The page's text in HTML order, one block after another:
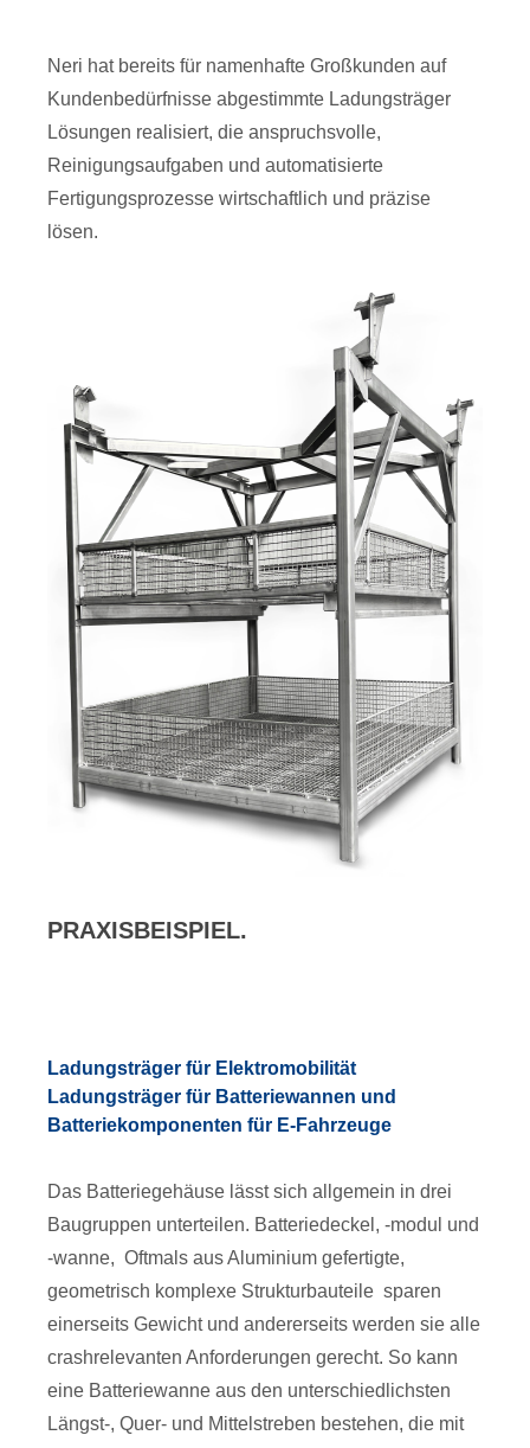
Neri hat bereits für namenhafte Großkunden auf
Kundenbedürfnisse abgestimmte Ladungsträger
Lösungen realisiert, die anspruchsvolle,
Reinigungsaufgaben und automatisierte
Fertigungsprozesse wirtschaftlich und präzise
lösen.
PRAXISBEISPIEL.
Ladungsträger für Elektromobilität
Ladungsträger für Batteriewannen und
Batteriekomponenten für E-Fahrzeuge
Das Batteriegehäuse lässt sich allgemein in drei
Baugruppen unterteilen. Batteriedeckel, -modul und
-wanne, Oftmals aus Aluminium gefertigte,
geometrisch komplexe Strukturbauteile sparen
einerseits Gewicht und andererseits werden sie alle
crashrelevanten Anforderungen gerecht. So kann
eine Batteriewanne aus den unterschiedlichsten
Längst-, Quer- und Mittelstreben bestehen, die mit